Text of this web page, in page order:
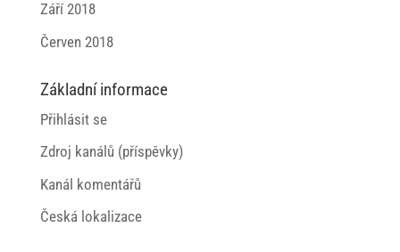
Září 2018
Červen 2018
Základní informace
Přihlásit se
Zdroj kanálů (příspěvky)
Kanál komentářů
Česká lokalizace